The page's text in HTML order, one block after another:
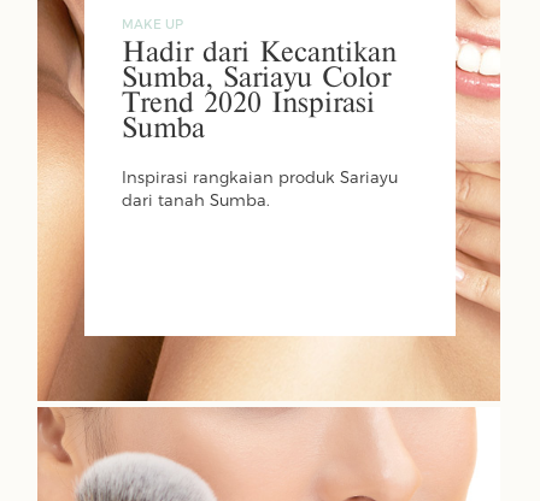
MAKE UP
Hadir dari Kecantikan
Sumba, Sariayu Color
Trend 2020 Inspirasi
Sumba
Inspirasi rangkaian produk Sariayu
dari tanah Sumba.